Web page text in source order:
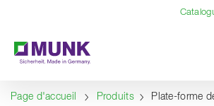
Page d'accueil Produits Plate-forme